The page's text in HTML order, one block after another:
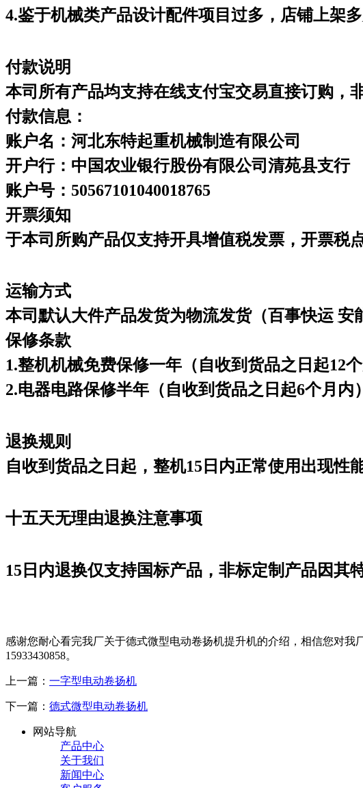
4.鉴于机械类产品设计配件项目过多，店铺上架
付款说明
本司所有产品均支持在线支付宝交易直接订购，
付款信息：
账户名：河北东特起重机械制造有限公司
开户行：中国农业银行股份有限公司清苑县支行
账户号：50567101040018765
开票须知
于本司所购产品仅支持开具增值税发票，开票税
运输方式
本司默认大件产品发货为物流发货（百事快运 安
保修条款
1.整机机械免费保修一年（自收到货品之日起12个
2.电器电路保修半年（自收到货品之日起6个月内
退换规则
自收到货品之日起，整机15日内正常使用出现性
十五天无理由退换注意事项
15日内退换仅支持国标产品，非标定制产品因其
感谢您耐心看完我厂关于德式微型电动卷扬机提升机的介绍，相信您对
15933430858。
上一篇： 一字型电动卷扬机
下一篇： 德式微型电动卷扬机
网站导航
产品中心
关于我们
新闻中心